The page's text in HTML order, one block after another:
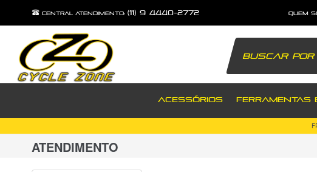
central atendimento: (11) 9 4440-2772 quem
ACESSÓRIOS FERRAMENTAS
ATENDIMENTO